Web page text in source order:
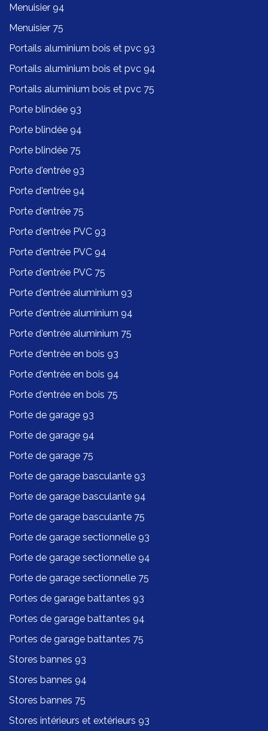
Menuisier 94
Menuisier 75
Portails aluminium bois et pvc 93
Portails aluminium bois et pvc 94
Portails aluminium bois et pvc 75
Porte blindée 93
Porte blindée 94
Porte blindée 75
Porte d'entrée 93
Porte d'entrée 94
Porte d'entrée 75
Porte d'entrée PVC 93
Porte d'entrée PVC 94
Porte d'entrée PVC 75
Porte d'entrée aluminium 93
Porte d'entrée aluminium 94
Porte d'entrée aluminium 75
Porte d'entrée en bois 93
Porte d'entrée en bois 94
Porte d'entrée en bois 75
Porte de garage 93
Porte de garage 94
Porte de garage 75
Porte de garage basculante 93
Porte de garage basculante 94
Porte de garage basculante 75
Porte de garage sectionnelle 93
Porte de garage sectionnelle 94
Porte de garage sectionnelle 75
Portes de garage battantes 93
Portes de garage battantes 94
Portes de garage battantes 75
Stores bannes 93
Stores bannes 94
Stores bannes 75
Stores intérieurs et extérieurs 93